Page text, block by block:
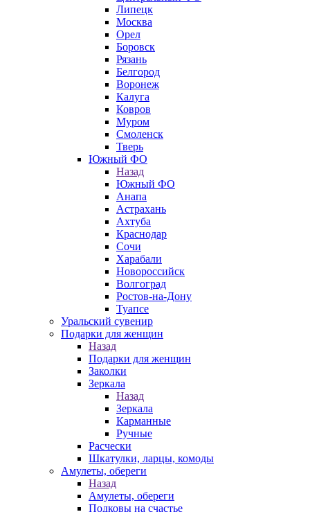
Липецк
Москва
Орел
Боровск
Рязань
Белгород
Воронеж
Калуга
Ковров
Муром
Смоленск
Тверь
Южный ФО
Назад
Южный ФО
Анапа
Астрахань
Ахтуба
Краснодар
Сочи
Харабали
Новороссийск
Волгоград
Ростов-на-Дону
Туапсе
Уральский сувенир
Подарки для женщин
Назад
Подарки для женщин
Заколки
Зеркала
Назад
Зеркала
Карманные
Ручные
Расчески
Шкатулки, ларцы, комоды
Амулеты, обереги
Назад
Амулеты, обереги
Подковы на счастье